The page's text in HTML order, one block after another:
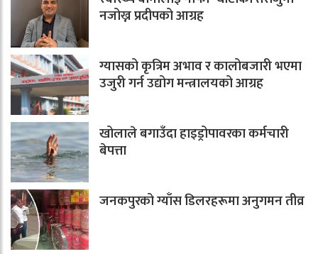
नजोख्न प्रदीपको आग्रह
ग्यासको कृत्रिम अभाव र कालोबजारी भएमा
उजुरी गर्न उद्योग मन्त्रालयको आग्रह
खोलाले बगाउँदा हाइड्रोपावरका कर्मचारी
बेपत्ता
जनकपुरको ग्याँस डिलरहरूमा अनुगमन तीव्र